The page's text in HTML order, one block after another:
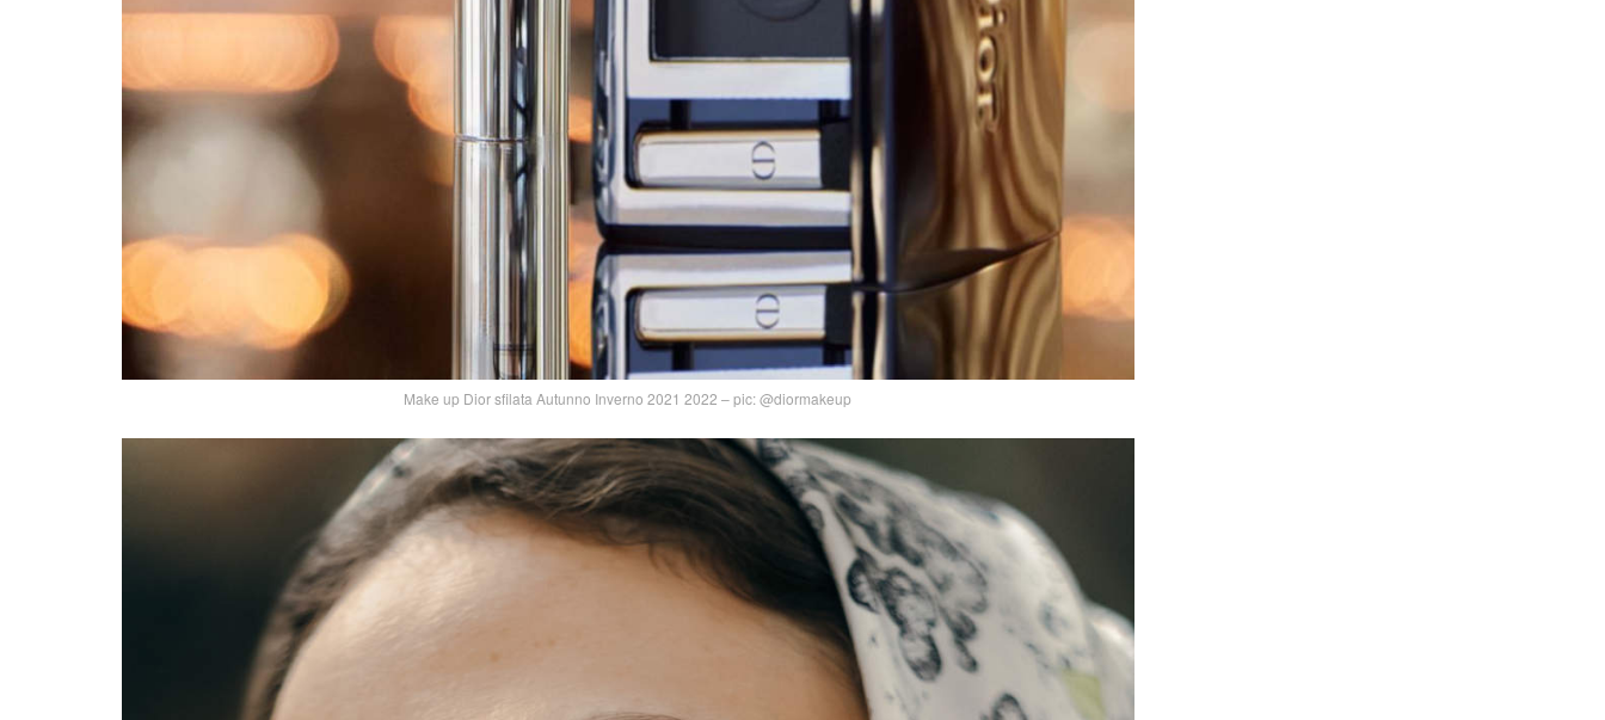
Make up Dior sfilata Autunno Inverno 2021 2022 – pic: @diormakeup